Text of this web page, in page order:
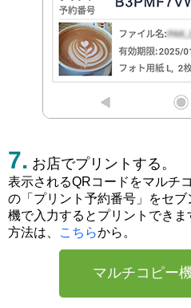
お店でプリントする。
表示されるQRコードをマルチ
の「プリント予約番号」をセ
機で入力するとプリントでき
方法は、
こちらから。
マルチコピー